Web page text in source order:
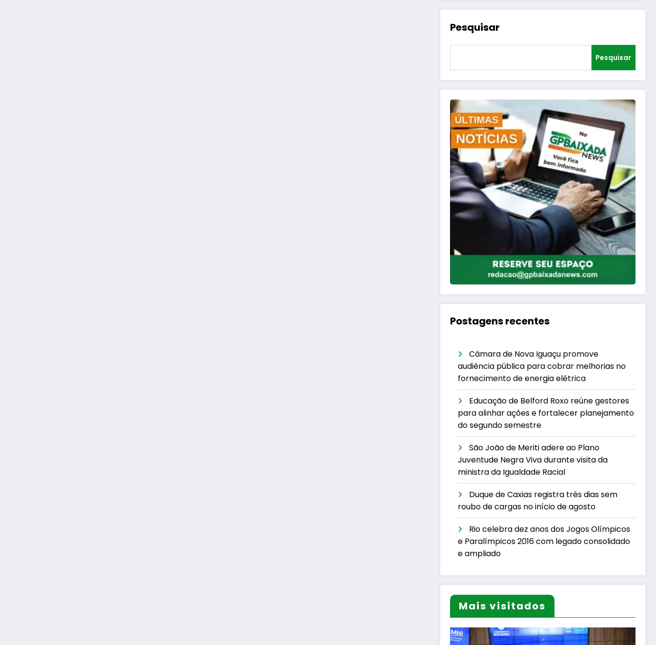
Pesquisar
Pesquisar
Postagens recentes
Câmara de Nova Iguaçu promove
audiência pública para cobrar melhorias no
fornecimento de energia elétrica
Educação de Belford Roxo reúne gestores
para alinhar ações e fortalecer planejamento
do segundo semestre
São João de Meriti adere ao Plano
Juventude Negra Viva durante visita da
ministra da Igualdade Racial
Duque de Caxias registra três dias sem
roubo de cargas no início de agosto
Rio celebra dez anos dos Jogos Olímpicos
e Paralímpicos 2016 com legado consolidado
e ampliado
Mais visitados